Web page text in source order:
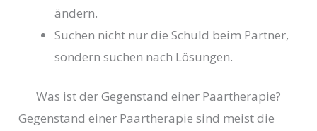
ändern.
Suchen nicht nur die Schuld beim Partner,
sondern suchen nach Lösungen.
Was ist der Gegenstand einer Paartherapie?
Gegenstand einer Paartherapie sind meist die